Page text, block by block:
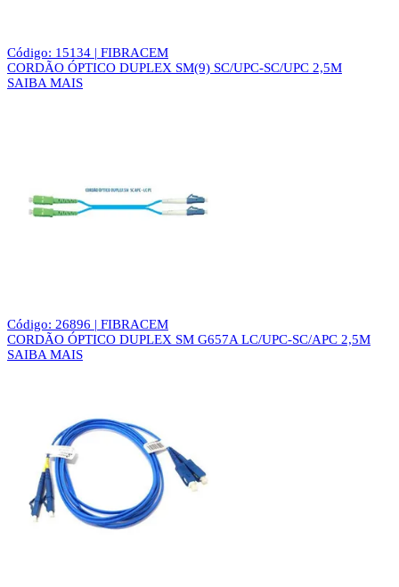
Código: 15134 | FIBRACEM
CORDÃO ÓPTICO DUPLEX SM(9) SC/UPC-SC/UPC 2,5M
SAIBA MAIS
Código: 26896 | FIBRACEM
CORDÃO ÓPTICO DUPLEX SM G657A LC/UPC-SC/APC 2,5M
SAIBA MAIS